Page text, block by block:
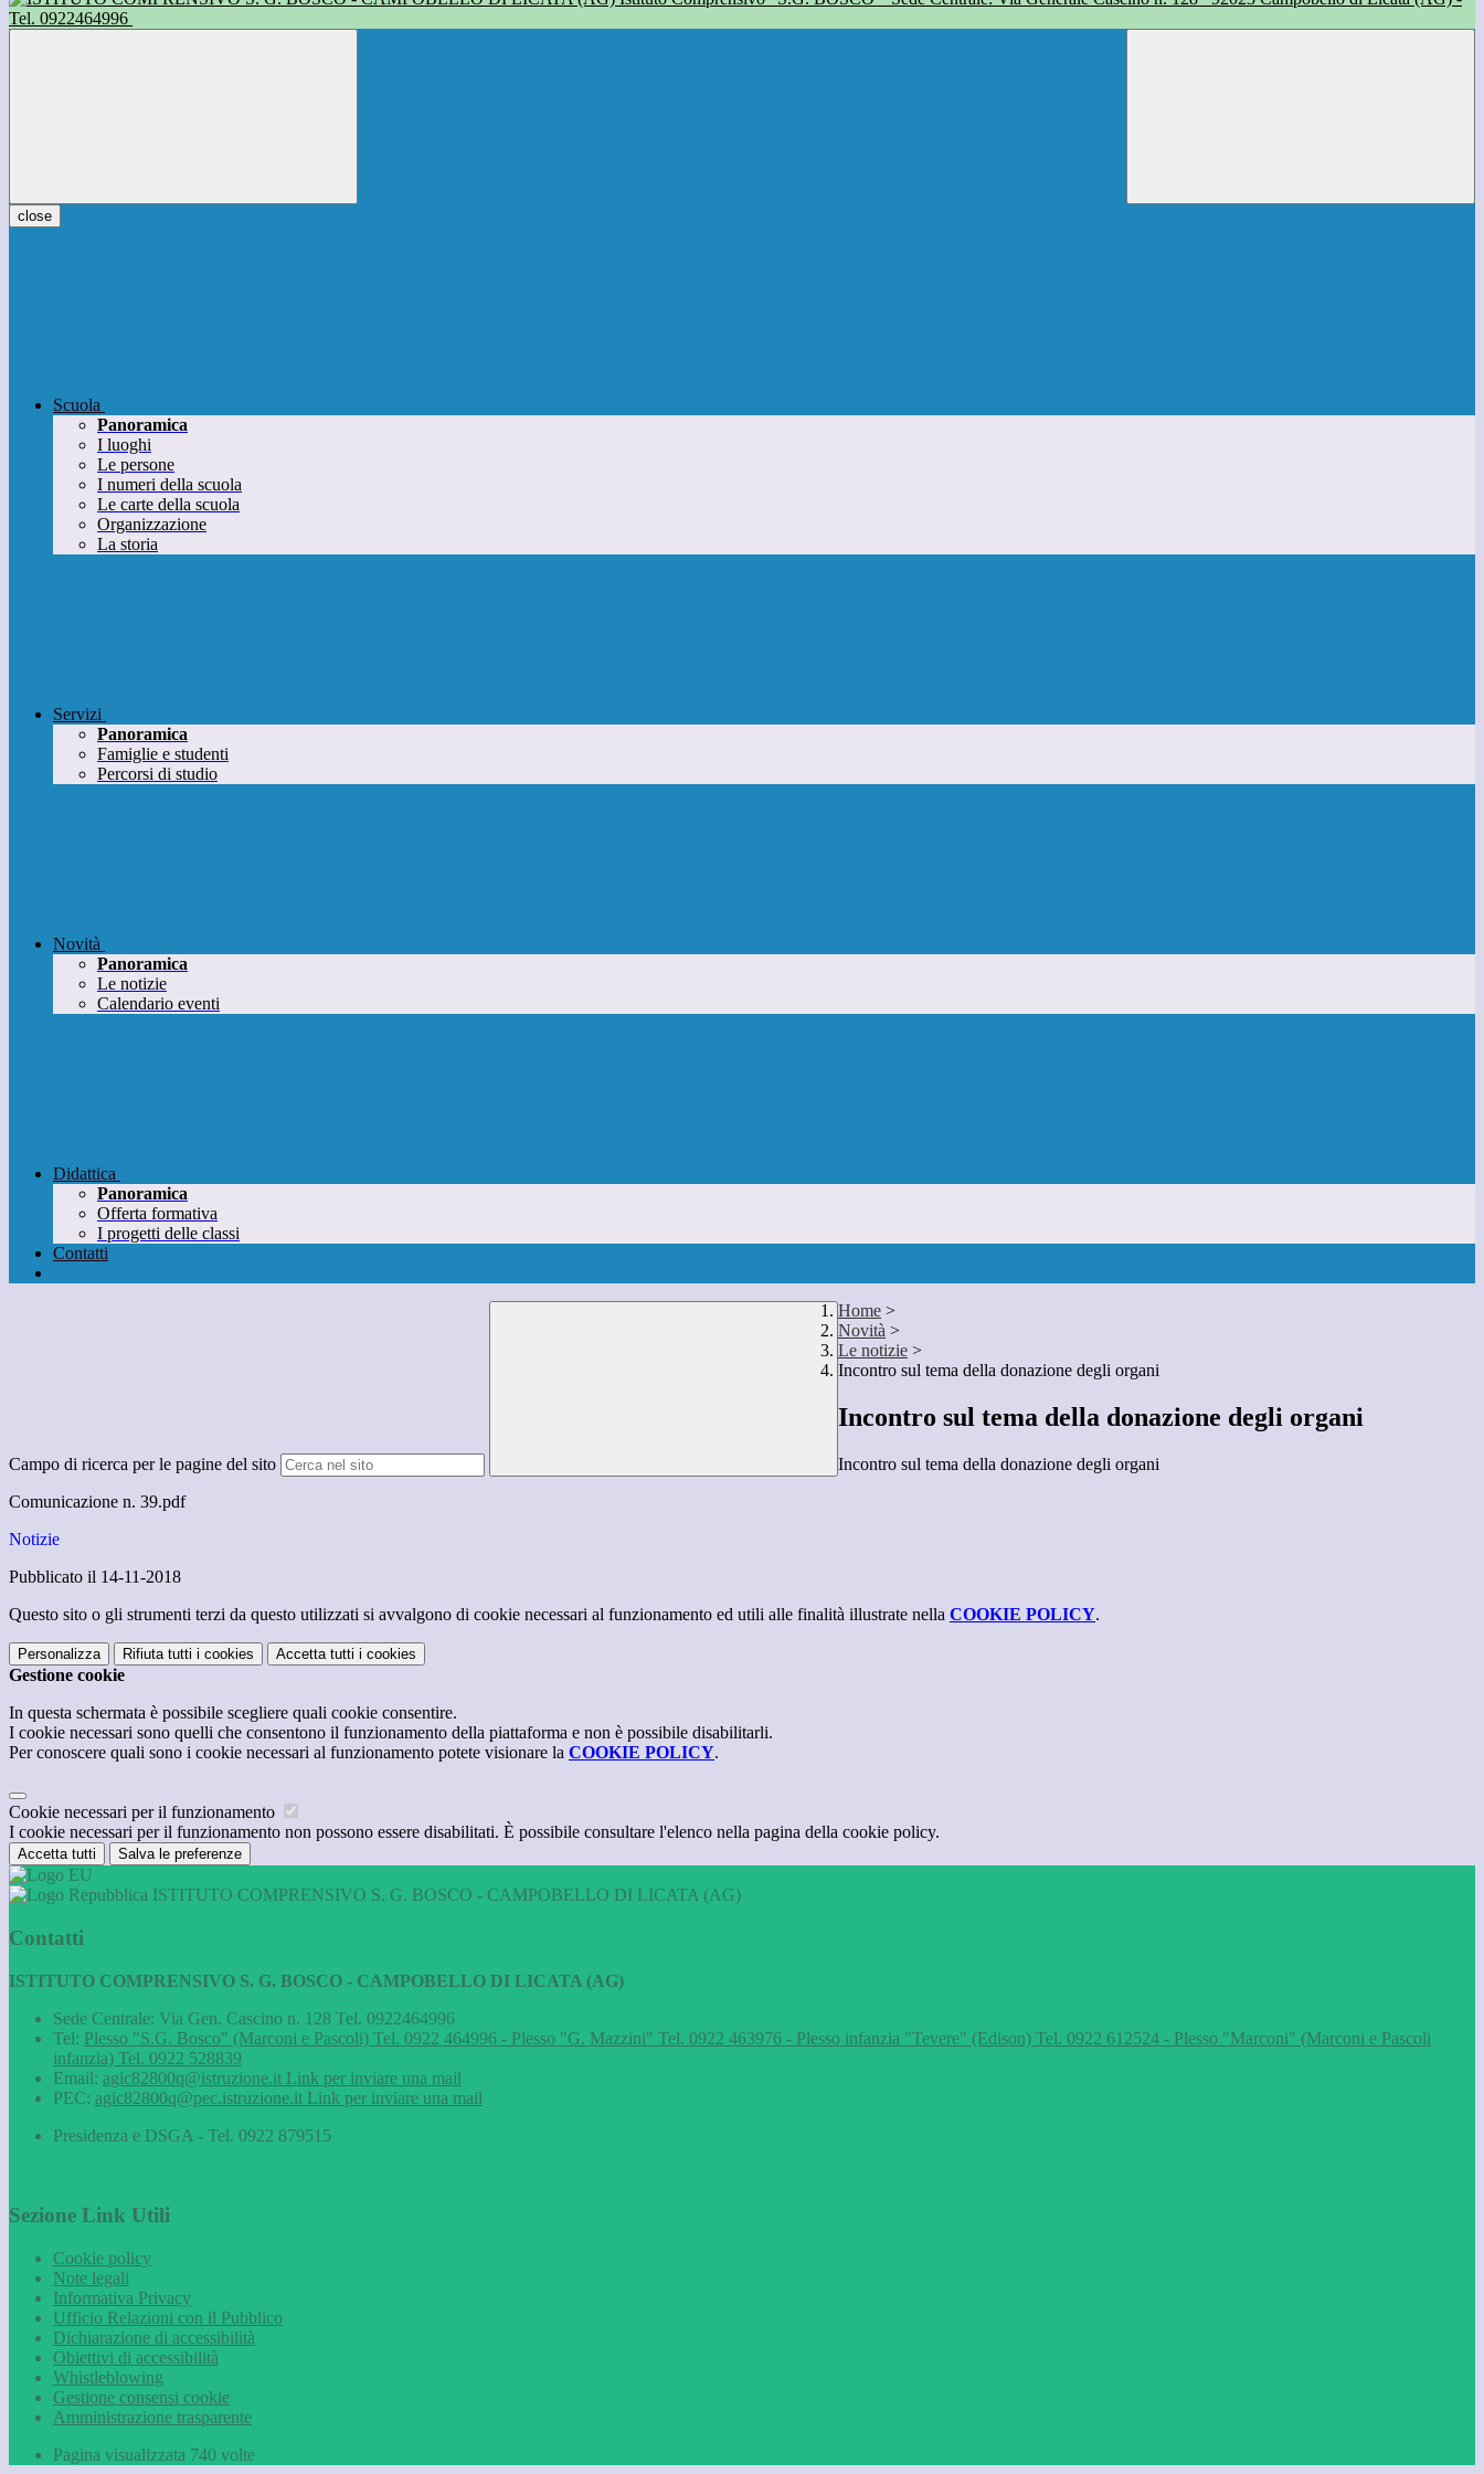
Tel. 0922464996
close
Scuola
Panoramica
I luoghi
Le persone
I numeri della scuola
Le carte della scuola
Organizzazione
La storia
Servizi
Panoramica
Famiglie e studenti
Percorsi di studio
Novità
Panoramica
Le notizie
Calendario eventi
Didattica
Panoramica
Offerta formativa
I progetti delle classi
Contatti
Campo di ricerca per le pagine del sito
Home >
Novità >
Le notizie >
Incontro sul tema della donazione degli organi
Incontro sul tema della donazione degli organi
Incontro sul tema della donazione degli organi
Comunicazione n. 39.pdf
Notizie
Pubblicato il 14-11-2018
Questo sito o gli strumenti terzi da questo utilizzati si avvalgono di cookie necessari al funzionamento ed utili alle finalità illustrate nella COOKIE POLICY.
Personalizza Rifiuta tutti i cookies Accetta tutti i cookies
Gestione cookie
In questa schermata è possibile scegliere quali cookie consentire.
I cookie necessari sono quelli che consentono il funzionamento della piattaforma e non è possibile disabilitarli.
Per conoscere quali sono i cookie necessari al funzionamento potete visionare la COOKIE POLICY.
Cookie necessari per il funzionamento
I cookie necessari per il funzionamento non possono essere disabilitati. È possibile consultare l'elenco nella pagina della cookie policy.
Accetta tutti Salva le preferenze
ISTITUTO COMPRENSIVO S. G. BOSCO - CAMPOBELLO DI LICATA (AG)
Contatti
ISTITUTO COMPRENSIVO S. G. BOSCO - CAMPOBELLO DI LICATA (AG)
Sede Centrale: Via Gen. Cascino n. 128 Tel. 0922464996
Tel: Plesso "S.G. Bosco" (Marconi e Pascoli) Tel. 0922 464996 - Plesso "G. Mazzini" Tel. 0922 463976 - Plesso infanzia "Tevere" (Edison) Tel. 0922 612524 - Plesso "Marconi" (Marconi e Pascoli
infanzia) Tel. 0922 528839
Email: agic82800q@istruzione.it Link per inviare una mail
PEC: agic82800q@pec.istruzione.it Link per inviare una mail
Presidenza e DSGA - Tel. 0922 879515
Sezione Link Utili
Cookie policy
Note legali
Informativa Privacy
Ufficio Relazioni con il Pubblico
Dichiarazione di accessibilità
Obiettivi di accessibilità
Whistleblowing
Gestione consensi cookie
Amministrazione trasparente
Pagina visualizzata 740 volte